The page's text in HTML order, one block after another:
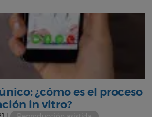
¿cómo es el proceso
in vitro?